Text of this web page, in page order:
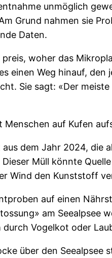
unmöglich
Grund nahmen sie
Daten.
woher das
einen Weg hinauf,
Sie sagt: «Der
auf Kufen
dem Jahr 2024, die
Müll könnte
Wind den Kunststoff
auf einen
am
Vogelkot oder
über den